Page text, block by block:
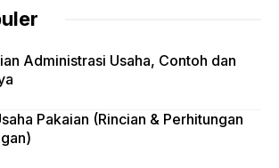
Administrasi Usaha, Contoh dan
Pakaian (Rincian & Perhitungan